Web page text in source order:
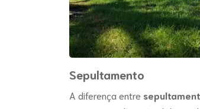
Sepultamento
A diferença entre